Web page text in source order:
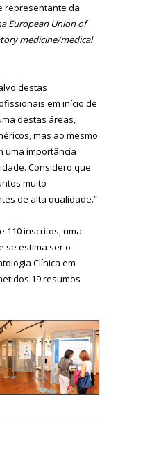
representante da
European Union of
medicine/medical
destas
em início de
destas áreas,
mas ao mesmo
uma importância
Considero que
muito
de alta qualidade.”
110 inscritos, uma
se estima ser o
Clínica em
19 resumos